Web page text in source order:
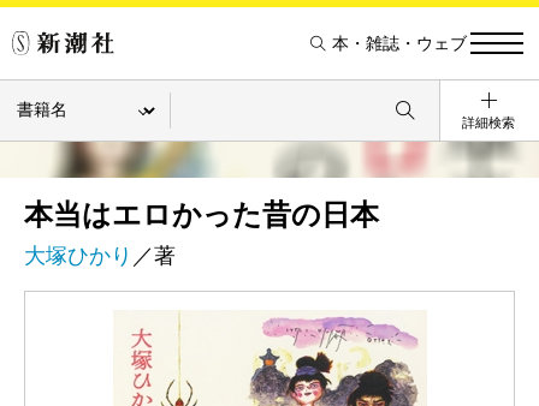
本・雑誌・ウェブ
詳細検索
本当はエロかった昔の日本
大塚ひかり ／著